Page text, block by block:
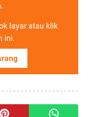
layar atau klik
ini.